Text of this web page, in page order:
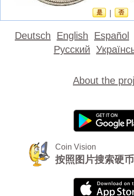
是 否
Deutsch English Español
Русский
About the
Coin Vision
按照图片搜索硬币